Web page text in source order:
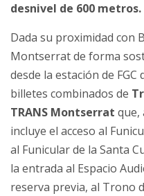
desnivel de 600 metros.
Dada su proximidad con
Montserrat de forma
desde la estación de FGC
billetes combinados de
TRANS Montserrat que,
incluye el acceso al
al Funicular de la Santa
la entrada al Espacio
reserva previa, al Trono